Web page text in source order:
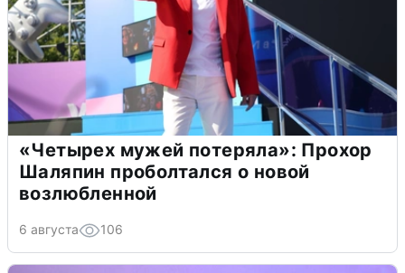
«Четырех мужей потеряла»: Прохор
Шаляпин проболтался о новой
возлюбленной
6 августа 106